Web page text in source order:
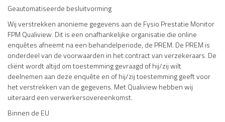
Geautomatiseerde besluitvorming
Wij verstrekken anonieme gegevens aan de Fysio Prestatie Monitor
FPM Qualiview. Dit is een onafhankelijke organisatie die online
enquêtes afneemt na een behandelperiode, de PREM. De PREM is
onderdeel van de voorwaarden in het contract van verzekeraars. De
cliënt wordt altijd om toestemming gevraagd of hij/zij wilt
deelnemen aan deze enquête en of hij/zij toestemming geeft voor
het verstrekken van de gegevens. Met Qualiview hebben wij
uiteraard een verwerkersovereenkomst.
Binnen de EU